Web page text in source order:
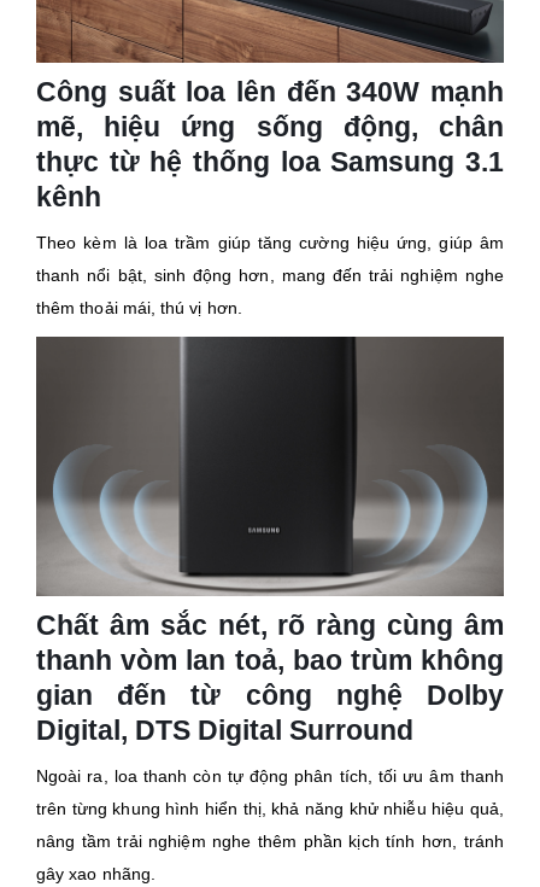
Công suất loa lên đến 340W mạnh
mẽ, hiệu ứng sống động, chân
thực từ hệ thống loa Samsung 3.1
kênh
Theo kèm là loa trầm giúp tăng cường hiệu ứng, giúp âm
thanh nổi bật, sinh động hơn, mang đến trải nghiệm nghe
thêm thoải mái, thú vị hơn.
Chất âm sắc nét, rõ ràng cùng âm
thanh vòm lan toả, bao trùm không
gian đến từ công nghệ Dolby
Digital, DTS Digital Surround
Ngoài ra, loa thanh còn tự động phân tích, tối ưu âm thanh
trên từng khung hình hiển thị, khả năng khử nhiễu hiệu quả,
nâng tầm trải nghiệm nghe thêm phần kịch tính hơn, tránh
gây xao nhãng.